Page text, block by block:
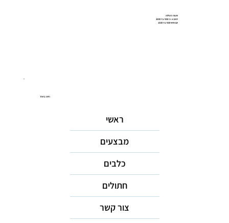
שעות פעילות
ימים א-ה: 9:00 עד 20:00
יום שישי 9:00 עד 15:00
ניווט באתר
ראשי
מבצעים
כלבים
חתולים
צור קשר